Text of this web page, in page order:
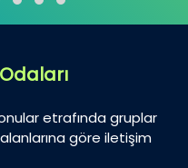
etrafında gruplar
göre iletişim